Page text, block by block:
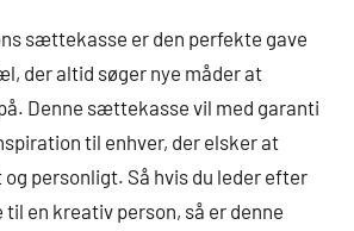
sættekasse er den perfekte gave
der altid søger nye måder at
Denne sættekasse vil med garanti
til enhver, der elsker at
personligt. Så hvis du leder efter
en kreativ person, så er denne